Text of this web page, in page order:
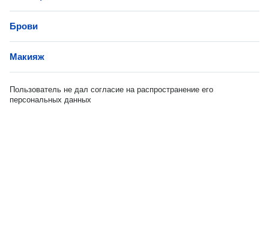
Брови
Макияж
Пользователь не дал согласие на распространение его
персональных данных